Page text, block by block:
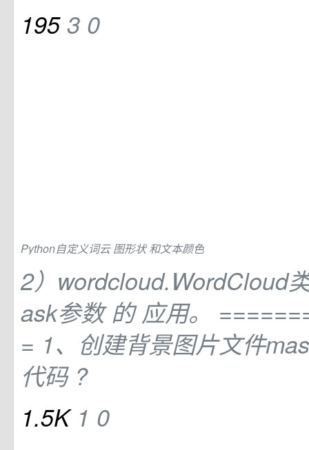
1953 0
Python自定义词云图形状和文本颜色
2）wordcloud.WordCloud
ask参数的应用。
= 1、创建背景图片文件
代码 ?
1.5K 1 0